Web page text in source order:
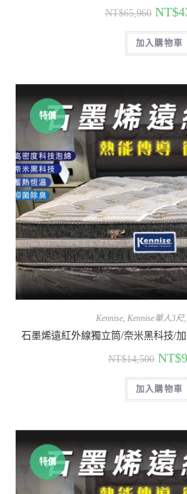
NT$65,960 NT$
加入購物車
特價
Kennise, Kennise單人3尺,
石墨烯遠紅外線獨立筒/奈米黑科技/
NT$14,500 NT$
加入購物車
特價